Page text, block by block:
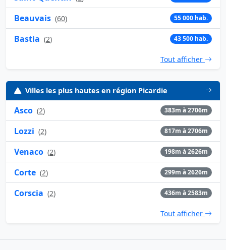
Beauvais (60) 55 000 hab.
Bastia (2) 43 500 hab.
Tout afficher
Villes les plus hautes en région Picardie
Asco (2) 383m à 2706m
Lozzi (2) 817m à 2706m
Venaco (2) 198m à 2626m
Corte (2) 299m à 2626m
Corscia (2) 436m à 2583m
Tout afficher